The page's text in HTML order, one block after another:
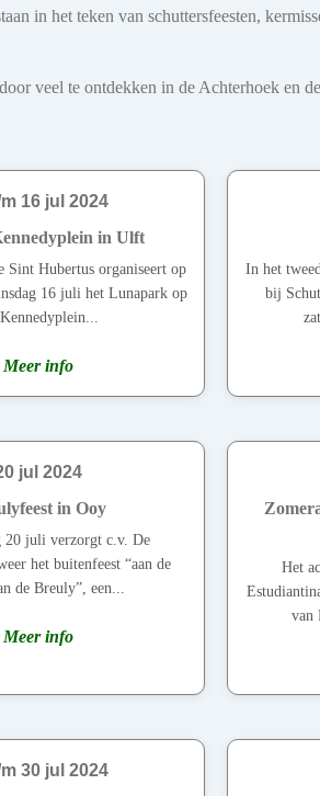
in het teken van schuttersfeesten,
veel te ontdekken in de Achterhoek en
16 jul 2024
in Ulft
Sint Hubertus organiseert op
16 juli het Lunapark op
Meer info
In het
bij
jul 2024
in Ooy
20 juli verzorgt c.v. De
het buitenfeest “aan de
de Breuly”, een...
Meer info
Het
van
30 jul 2024